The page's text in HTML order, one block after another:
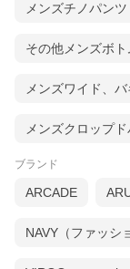
メンズチノパンツ
その他メンズボ
メンズワイド、
メンズクロップ
ブランド
ARCADE
NAVY（ファッシ